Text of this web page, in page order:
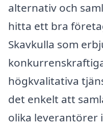
alternativ och
hitta ett bra
Skavkulla som
högkvalitativa
det enkelt att
olika leverantörer